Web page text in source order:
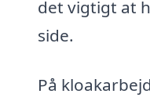
det vigtigt at
side.
På